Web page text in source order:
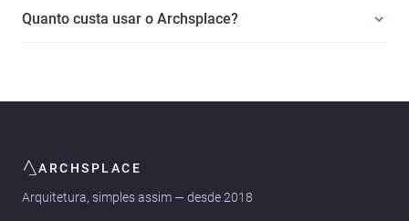
Quanto custa usar o Archsplace?
ARCHSPLACE
Arquitetura, simples assim — desde 2018